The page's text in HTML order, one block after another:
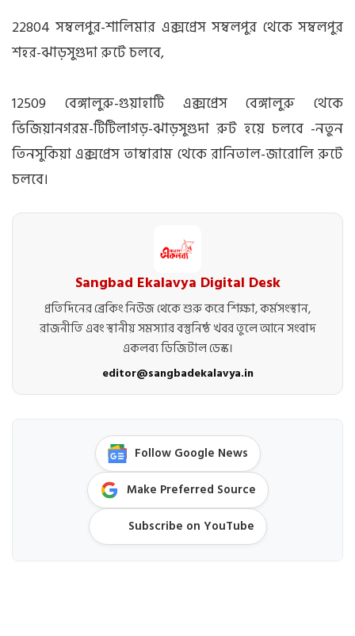
22804 সম্বলপুর-শালিমার এক্সপ্রেস সম্বলপুর থেকে সম্বলপুর
শহর-ঝাড়সুগুদা রুটে চলবে,
12509 বেঙ্গালুরু-গুয়াহাটি এক্সপ্রেস বেঙ্গালুরু থেকে
ভিজিয়ানগরম-টিটিলাগড়-ঝাড়সুগুদা রুট হয়ে চলবে -নতুন
তিনসুকিয়া এক্সপ্রেস তাম্বারাম থেকে রানিতাল-জারোলি রুটে
চলবে।
Sangbad Ekalavya Digital Desk
প্রতিদিনের ব্রেকিং নিউজ থেকে শুরু করে শিক্ষা, কর্মসংস্থান,
রাজনীতি এবং স্থানীয় সমস্যার বস্তুনিষ্ঠ খবর তুলে আনে সংবাদ
একলব্য ডিজিটাল ডেস্ক।
editor@sangbadekalavya.in
Follow Google News
Make Preferred Source
Subscribe on YouTube